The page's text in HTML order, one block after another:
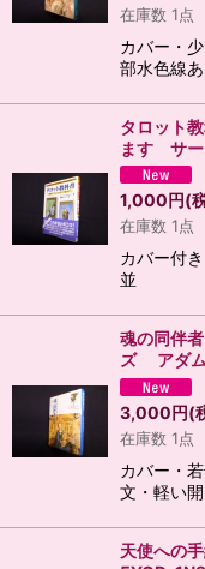
在庫数 1点
カバー・
部水色線
タロット
ます サー
1,000円(
在庫数 1点
カバー付
並
魂の同伴
ズ アダム
3,000円(
在庫数 1点
カバー・
文・軽い
天使への